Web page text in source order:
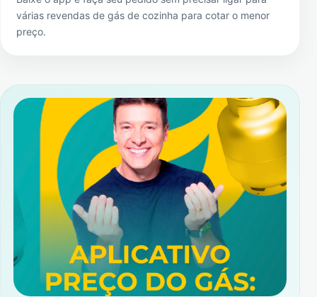
várias revendas de gás de cozinha para cotar o menor
preço.